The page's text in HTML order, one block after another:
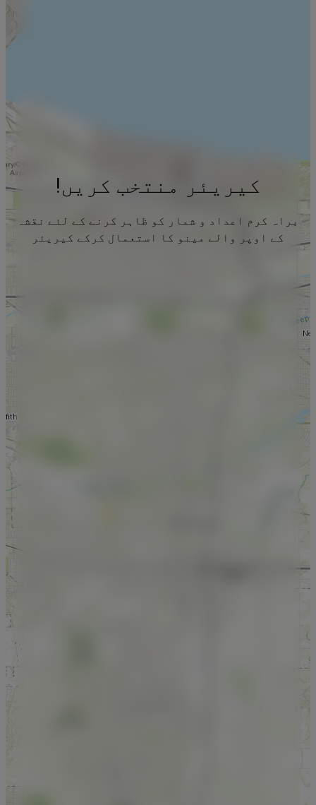
کیریئر منتخب کریں!
براہ کرم اعداد و شمار کو ظاہر کرنے کے لئے نقشہ
کے اوپر والے مینو کا استعمال کرکے کیریئر